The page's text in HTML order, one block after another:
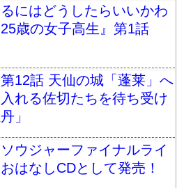
にはどうしたらいいかわ
歳の女子高生』第1話
第12話 天仙の城「蓬莱」へ
れる佐切たちを待ち受け
」
ウジャーファイナルライ
はなしCDとして発売！